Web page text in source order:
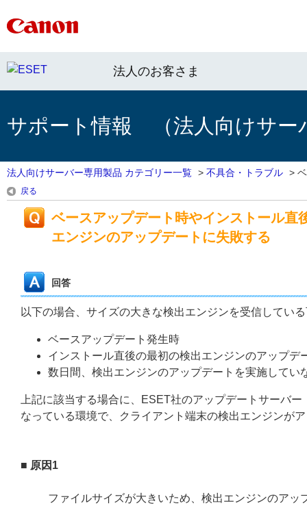
法人のお客さま
サポート情報 （法人向けサー
法人向けサーバー専用製品 カテゴリー一覧 > 不具合・トラブル >
戻る
ベースアップデート時やインストール直
エンジンのアップデートに失敗する
回答
以下の場合、サイズの大きな検出エンジンを受信してい
ベースアップデート発生時
インストール直後の最初の検出エンジンのアップデ
数日間、検出エンジンのアップデートを実施してい
上記に該当する場合に、ESET社のアップデートサーバ
なっている環境で、クライアント端末の検出エンジンが
■ 原因1
ファイルサイズが大きいため、検出エンジンのア